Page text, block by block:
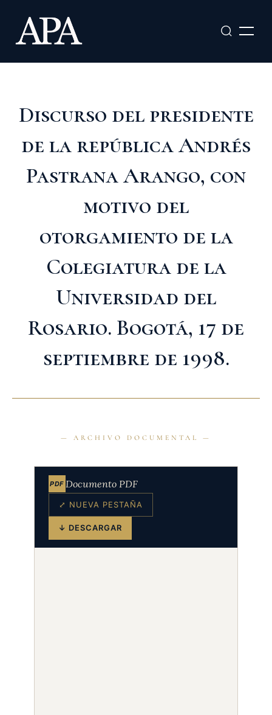
contenido
Discurso del presidente
de la república Andrés
Pastrana Arango, con
motivo del
otorgamiento de la
Colegiatura de la
Universidad del
Rosario. Bogotá, 17 de
septiembre de 1998.
PDF Documento PDF
⤢ NUEVA PESTAÑA
↓ DESCARGAR